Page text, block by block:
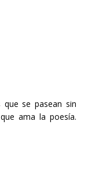
se pasean sin
ama la poesía.